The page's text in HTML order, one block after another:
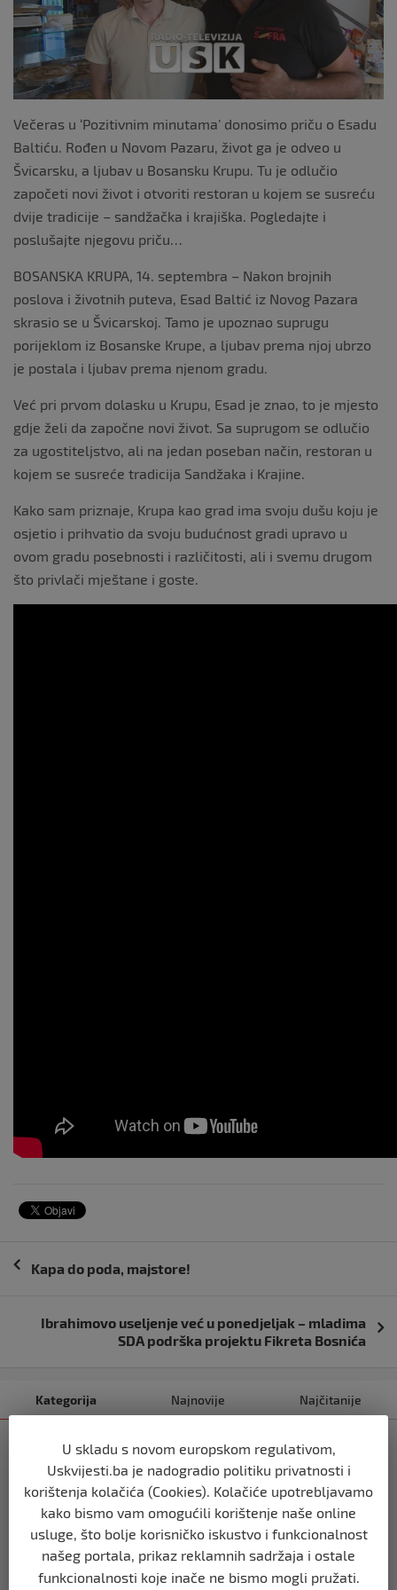
k
Večeras u ‘Pozitivnim minutama’ donosimo priču o Esadu
Baltiću. Rođen u Novom Pazaru, život ga je odveo u
Švicarsku, a ljubav u Bosansku Krupu. Tu je odlučio
započeti novi život i otvoriti restoran u kojem se susreću
dvije tradicije – sandžačka i krajiška. Pogledajte i
poslušajte njegovu priču…
BOSANSKA KRUPA, 14. septembra – Nakon brojnih
poslova i životnih puteva, Esad Baltić iz Novog Pazara
skrasio se u Švicarskoj. Tamo je upoznao suprugu
porijeklom iz Bosanske Krupe, a ljubav prema njoj ubrzo
je postala i ljubav prema njenom gradu.
Već pri prvom dolasku u Krupu, Esad je znao, to je mjesto
gdje želi da započne novi život. Sa suprugom se odlučio
za ugostiteljstvo, ali na jedan poseban način, restoran u
kojem se susreće tradicija Sandžaka i Krajine.
Kako sam priznaje, Krupa kao grad ima svoju dušu koju je
osjetio i prihvatio da svoju budućnost gradi upravo u
ovom gradu posebnosti i različitosti, ali i svemu drugom
što privlači mještane i goste.
Navigacija
objava
Kapa do poda, majstore!
Ibrahimovo useljenje već u ponedjeljak – mladima
SDA podrška projektu Fikreta Bosnića
Kategorija Najnovije Najčitanije
USK
VLADA MUSTAFE RUŽNIĆA PRED
POLITIČKIM KRAJEM?
USK
KOLIKO LI JE SVJETOVA UBIJENO U
U skladu s novom europskom regulativom,
Uskvijesti.ba je nadogradio politiku privatnosti i
korištenja kolačića (Cookies). Kolačiće upotrebljavamo
kako bismo vam omogućili korištenje naše online
usluge, što bolje korisničko iskustvo i funkcionalnost
našeg portala, prikaz reklamnih sadržaja i ostale
funkcionalnosti koje inače ne bismo mogli pružati.